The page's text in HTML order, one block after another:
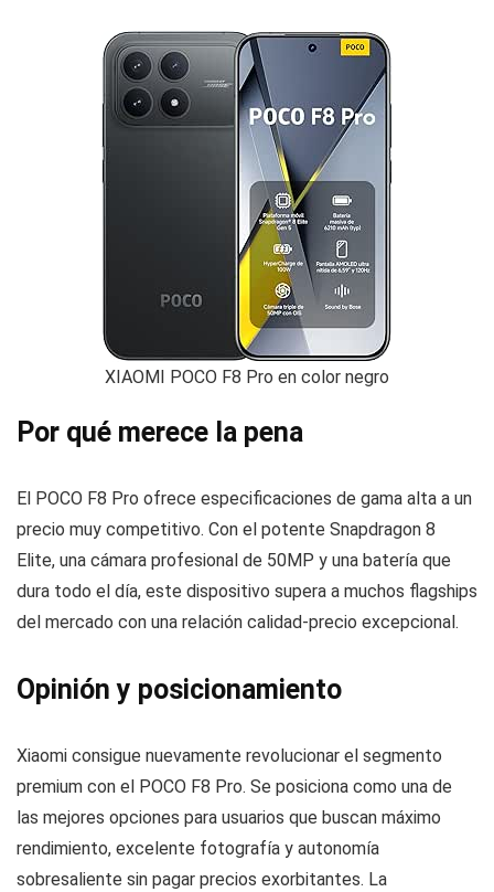
XIAOMI POCO F8 Pro en color negro
Por qué merece la pena
El POCO F8 Pro ofrece especificaciones de gama alta a un
precio muy competitivo. Con el potente Snapdragon 8
Elite, una cámara profesional de 50MP y una batería que
dura todo el día, este dispositivo supera a muchos flagships
del mercado con una relación calidad-precio excepcional.
Opinión y posicionamiento
Xiaomi consigue nuevamente revolucionar el segmento
premium con el POCO F8 Pro. Se posiciona como una de
las mejores opciones para usuarios que buscan máximo
rendimiento, excelente fotografía y autonomía
sobresaliente sin pagar precios exorbitantes. La